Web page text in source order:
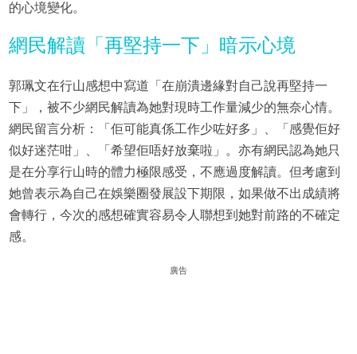
的心境變化。
網民解讀「再堅持一下」暗示心境
郭珮文在行山感想中寫道「在崩潰邊緣對自己說再堅持一
下」，被不少網民解讀為她對現時工作量減少的無奈心情。
網民留言分析：「佢可能真係工作少咗好多」、「感覺佢好
似好迷茫咁」、「希望佢唔好放棄啦」。亦有網民認為她只
是在分享行山時的體力極限感受，不應過度解讀。但考慮到
她曾表示為自己在娛樂圈發展設下期限，如果做不出成績將
會轉行，今次的感想確實容易令人聯想到她對前路的不確定
感。
廣告